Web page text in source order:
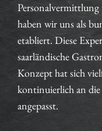
haben wir uns als
etabliert. Diese
saarländische
Konzept hat sich
kontinuierlich an
angepasst.